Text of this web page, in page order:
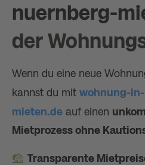
nuernberg-
der
Wenn du eine neue
kannst du mit wohnung-
mieten.de auf einen
Mietprozess ohne
Transparente